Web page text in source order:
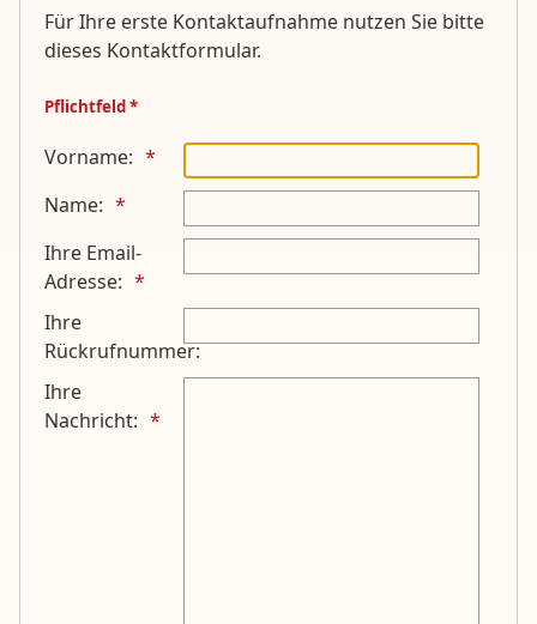
Für Ihre erste Kontaktaufnahme nutzen Sie bitte
dieses Kontaktformular.
Pflichtfeld *
Vorname:
Name:
Ihre Email-
Adresse:
Ihre
Rückrufnummer:
Ihre
Nachricht: